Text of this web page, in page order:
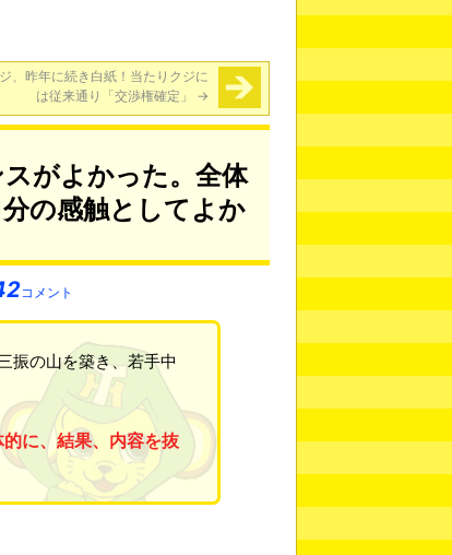
、昨年に続き白紙！当たりクジに
は従来通り「交渉権確定」 →
がよかった。全体
の感触としてよか
コメント
振の山を築き、若手中
に、結果、内容を抜